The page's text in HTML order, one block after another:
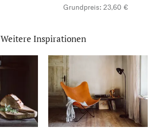
Grundpreis: 23,60 €
Weitere Inspirationen